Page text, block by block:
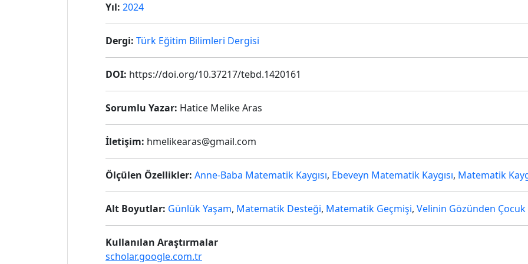
Yıl: 2024
Dergi: Türk Eğitim Bilimleri Dergisi
DOI: https://doi.org/10.37217/tebd.1420161
Sorumlu Yazar: Hatice Melike Aras
İletişim: hmelikearas@gmail.com
Ölçülen Özellikler: Anne-Baba Matematik Kaygısı, Ebeveyn Matematik Kaygısı, Matematik
Alt Boyutlar: Günlük Yaşam, Matematik Desteği, Matematik Geçmişi, Velinin Gözünden Çocuk
Kullanılan Araştırmalar
scholar.google.com.tr